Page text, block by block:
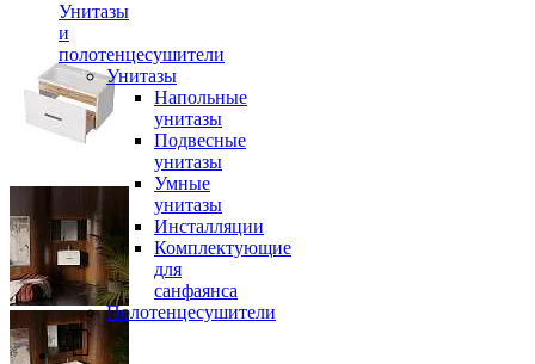
Унитазы
и
полотенцесушители
Унитазы
Напольные
унитазы
Подвесные
унитазы
Умные
унитазы
Инсталляции
Комплектующие
для
санфаянса
Полотенцесушители